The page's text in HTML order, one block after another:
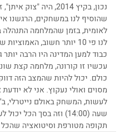
נכון, בקיץ 2014, היה
שהוסיף לנו במשחקים, הרגשנו
לאומית, בזמן שהמלחמה
לנו פי 10 יותר חשוב,
כבוד למען המדינה היו הרבה יותר
עכשיו זו קורונה, מלחמה קצת
כולם. יכול להיות שהמצב הזה
מסוים ואולי נעקוץ. אני לא
לעשות, המשחק באולם נייטרלי,
שעה (14:00) וזה בסך הכל
תקופה מטורפת וסיטואציה שהכל